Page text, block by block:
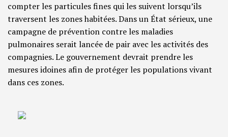
compter les particules fines qui les suivent lorsqu’ils
traversent les zones habitées. Dans un État sérieux, une
campagne de prévention contre les maladies
pulmonaires serait lancée de pair avec les activités des
compagnies. Le gouvernement devrait prendre les
mesures idoines afin de protéger les populations vivant
dans ces zones.